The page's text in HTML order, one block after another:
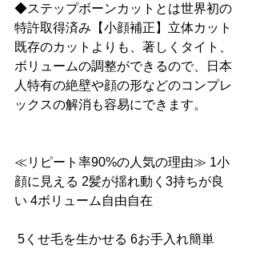
◆ステップボーンカットとは世界初の
特許取得済み【小顔補正】立体カット
既存のカットよりも、著しくタイト、
ボリュームの調整ができるので、日本
人特有の絶壁や顔の形などのコンプレ
ックスの解消も容易にできます。
≪リピート率90%の人気の理由≫ 1小
顔に見える 2髪が揺れ動く3持ちが良
い 4ボリューム自由自在
5くせ毛を生かせる 6お手入れ簡単